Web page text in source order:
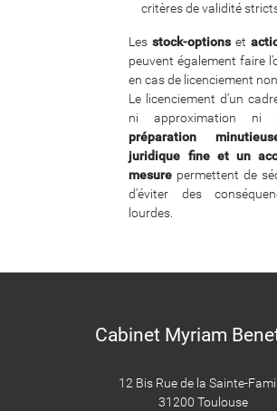
critères de validité
Lesstock-optionset
peuvent également faire
en cas de licenciement
Le licenciement d’un
ni approximation ni
préparation
juridique fine et un
mesure permettent de
d’éviter des
lourdes.
Cabinet Myriam
12 Bis Rue de la Sainte-
31200 Toulouse